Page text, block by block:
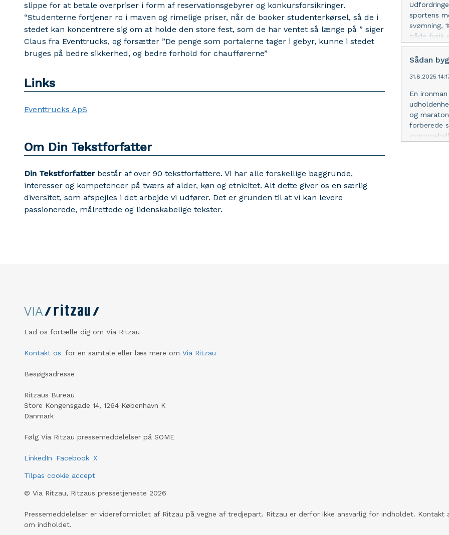
slippe for at betale overpriser i form af reservationsgebyrer og konkursforsikringer.
“Studenterne fortjener ro i maven og rimelige priser, når de booker studenterkørsel, så de i
stedet kan koncentrere sig om at holde den store fest, som de har ventet så længe på ” siger
Claus fra Eventtrucks, og forsætter ”De penge som portalerne tager i gebyr, kunne i stedet
bruges på bedre sikkerhed, og bedre forhold for chaufførerne”
Links
Eventtrucks ApS
Om Din Tekstforfatter
Din Tekstforfatterbestår af over 90 tekstforfattere. Vi har alle forskellige baggrunde,
interesser og kompetencer på tværs af alder, køn og etnicitet. Alt dette giver os en særlig
diversitet, som afspejles i det arbejde vi udfører. Det er grunden til at vi kan levere
passionerede, målrettede og lidenskabelige tekster.
et
grundig
skabe
balance og
sportens
svømning,
både fysik
at
træningen
til en
struktur
op. En
enkelte
bliver
krop og
Sådan
31.8.2025
En
og
forberede
Lad os fortælle dig om Via Ritzau
Kontakt os for en samtale eller læs mere om Via Ritzau
Besøgsadresse
Ritzaus Bureau
Store Kongensgade 14, 1264 København K
Danmark
Følg Via Ritzau pressemeddelelser på SOME
LinkedIn Facebook X
Tilpas cookie accept
© Via Ritzau, Ritzaus pressetjeneste 2026
Pressemeddelelser er videreformidlet af Ritzau på vegne af tredjepart. Ritzau er derfor ikke ansvarlig for indholdet. Kontakt
om indholdet.